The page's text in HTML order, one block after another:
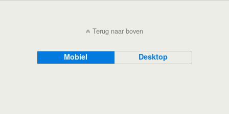
Terug naar boven
Mobiel Desktop